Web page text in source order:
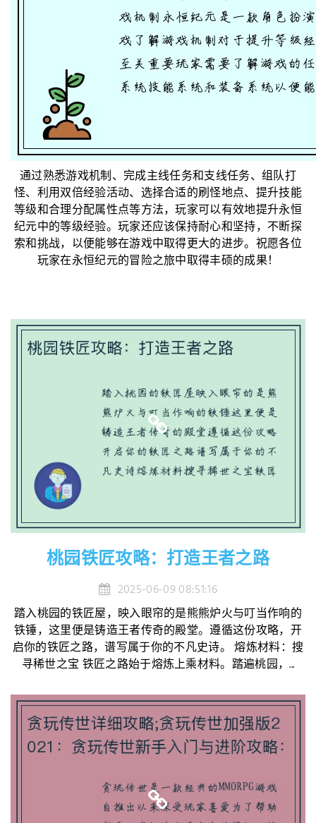
通过熟悉游戏机制、完成主线任务和支线任务、组队打
怪、利用双倍经验活动、选择合适的刷怪地点、提升技能
等级和合理分配属性点等方法，玩家可以有效地提升永恒
纪元中的等级经验。玩家还应该保持耐心和坚持，不断探
索和挑战，以便能够在游戏中取得更大的进步。祝愿各位
玩家在永恒纪元的冒险之旅中取得丰硕的成果！
桃园铁匠攻略：打造王者之路
2025-06-09 08:51:16
踏入桃园的铁匠屋，映入眼帘的是熊熊炉火与叮当作响的
铁锤，这里便是铸造王者传奇的殿堂。遵循这份攻略，开
启你的铁匠之路，谱写属于你的不凡史诗。 熔炼材料：搜
寻稀世之宝 铁匠之路始于熔炼上乘材料。踏遍桃园，...